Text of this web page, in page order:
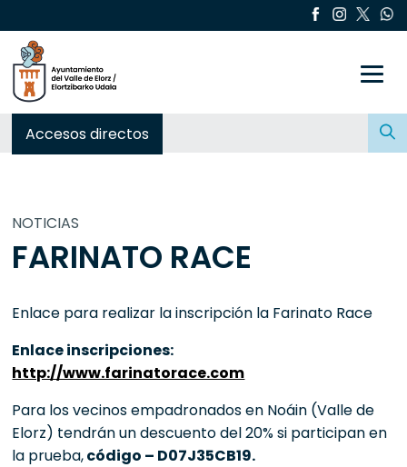
Accesos directos
Buscar:
NOTICIAS
FARINATO RACE
Enlace para realizar la inscripción la Farinato Race
Enlace inscripciones:
http://www.farinatorace.com
Para los vecinos empadronados en Noáin (Valle de
Elorz) tendrán un descuento del 20% si participan en
la prueba,código – D07J35CB19.